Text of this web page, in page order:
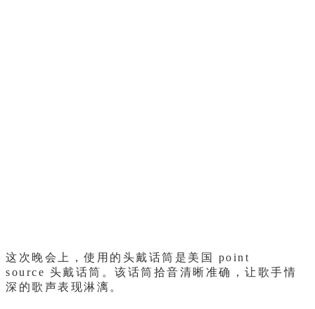
这次晚会上，使用的头戴话筒是美国 point
source 头戴话筒。该话筒拾音清晰准确，让歌手情
深的歌声表现淋漓。